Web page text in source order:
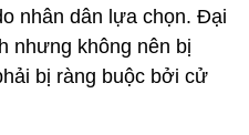
nhân dân lựa chọn. Đại
nhưng không nên bị
bị ràng buộc bởi cử